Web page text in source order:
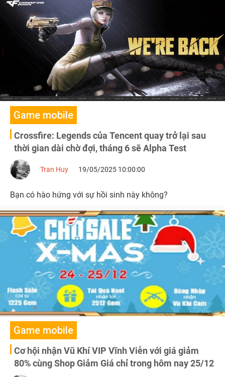
cao cho các fan FPS trên di động.
Game mobile
Crossfire: Legends của Tencent quay trở lại sau
thời gian dài chờ đợi, tháng 6 sẽ Alpha Test
Game mobile
Cơ hội nhận Vũ Khí VIP Vĩnh Viễn với giá giảm
80% cùng Shop Giảm Giá chỉ trong hôm nay 25/12